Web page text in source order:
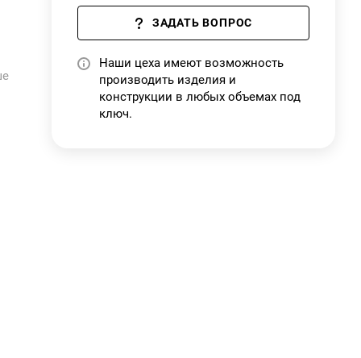
ЗАДАТЬ ВОПРОС
Наши цеха имеют возможность
производить изделия и
конструкции в любых объемах под
ключ.